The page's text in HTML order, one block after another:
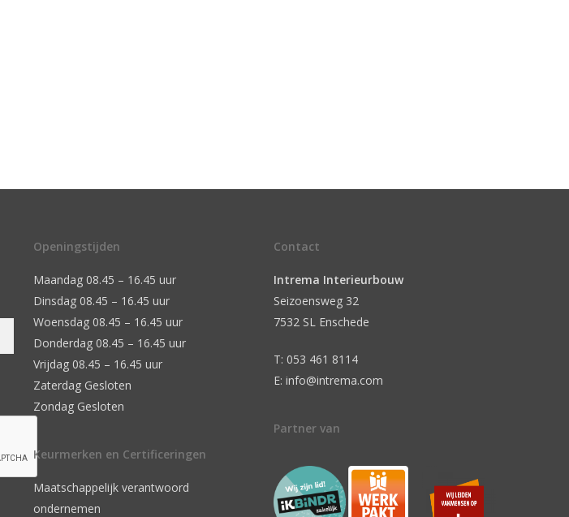
Openingstijden
Maandag 08.45 – 16.45 uur
Dinsdag 08.45 – 16.45 uur
Woensdag 08.45 – 16.45 uur
Donderdag 08.45 – 16.45 uur
Vrijdag 08.45 – 16.45 uur
Zaterdag Gesloten
Zondag Gesloten
Keurmerken en Certificeringen
Maatschappelijk verantwoord
ondernemen
Contact
Intrema Interieurbouw
Seizoensweg 32
7532 SL Enschede
T: 053 461 8114
E: info@intrema.com
Partner van